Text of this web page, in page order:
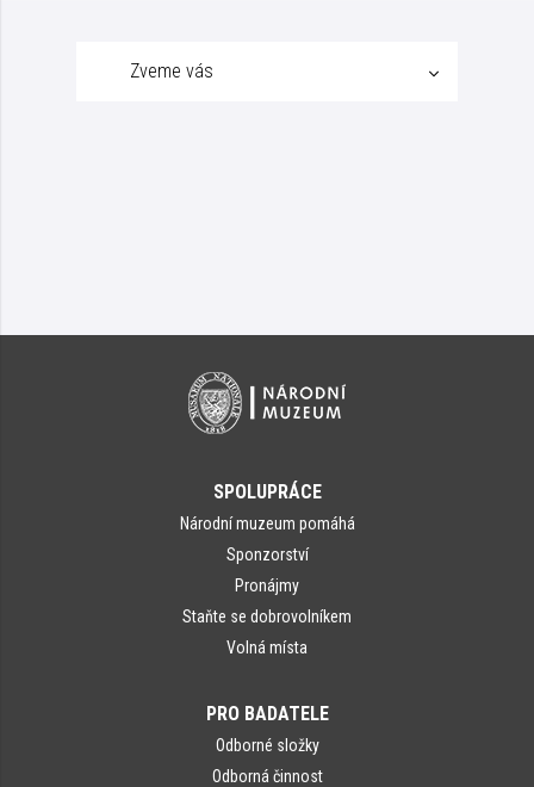
Zveme vás
SPOLUPRÁCE
Národní muzeum pomáhá
Sponzorství
Pronájmy
Staňte se dobrovolníkem
Volná místa
PRO BADATELE
Odborné složky
Odborná činnost